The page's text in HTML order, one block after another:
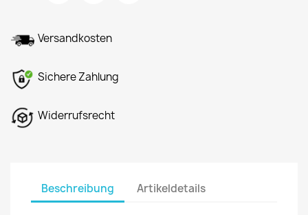
Versandkosten
Sichere Zahlung
Widerrufsrecht
Beschreibung Artikeldetails